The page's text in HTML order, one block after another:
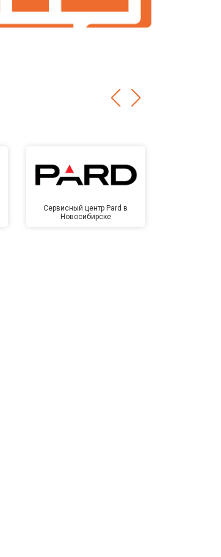
Сервисный центр Pard в
Новосибирске